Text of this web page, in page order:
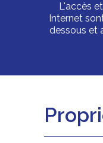
L'accès
Internet
dessous et